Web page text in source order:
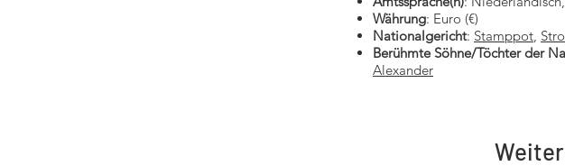
Währung: Euro (€)
Nationalgericht: Stamppot,
Berühmte Söhne/Töchter der
Alexander